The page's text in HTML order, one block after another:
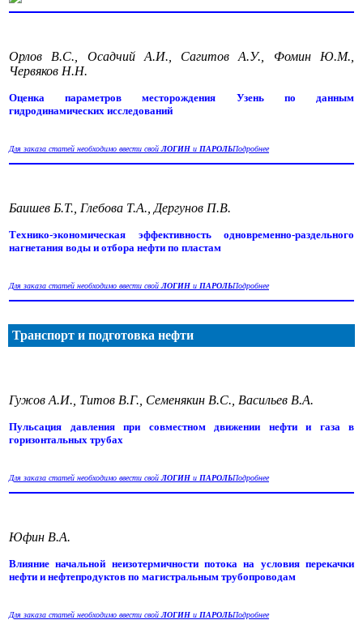
Орлов В.С., Осадчий А.И., Сагитов А.У., Фомин Ю.М.,
Червяков Н.Н.
Оценка параметров месторождения Узень по данным
гидродинамических исследований
Для заказа статей необходимо ввести свойЛОГИН и ПАРОЛЬПодробнее
Баишев Б.Т., Глебова Т.А., Дергунов П.В.
Технико-экономическая эффективность одновременно-раздельного
нагнетания воды и отбора нефти по пластам
Для заказа статей необходимо ввести свойЛОГИН и ПАРОЛЬПодробнее
Транспорт и подготовка нефти
Гужов А.И., Титов В.Г., Семенякин В.С., Васильев В.А.
Пульсация давления при совместном движении нефти и газа в
горизонтальных трубах
Для заказа статей необходимо ввести свойЛОГИН и ПАРОЛЬПодробнее
Юфин В.А.
Влияние начальной неизотермичности потока на условия перекачки
нефти и нефтепродуктов по магистральным трубопроводам
Для заказа статей необходимо ввести свойЛОГИН и ПАРОЛЬПодробнее